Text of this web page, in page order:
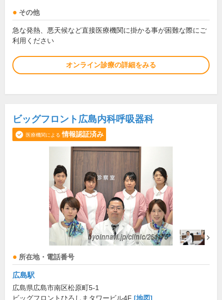
その他
急な発熱、悪天候など直接医療機関に掛かる事が困難な際にご
利用ください
オンライン診療の詳細をみる
ビッグフロント広島内科呼吸器科
医療機関による 情報認証済み
所在地・電話番号
広島駅
広島県広島市南区松原町5-1
ビッグフロントひろしまタワービル4F [地図]